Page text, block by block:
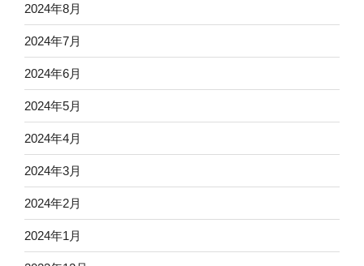
2024年8月
2024年7月
2024年6月
2024年5月
2024年4月
2024年3月
2024年2月
2024年1月